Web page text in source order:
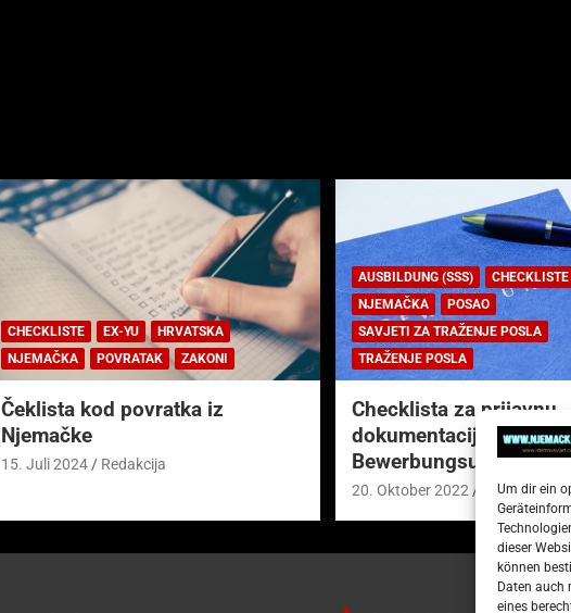
Um dir ein
dieser
können
Daten auch
eines
CHECKLISTE EX-YU
HRVATSKA
NJEMAČKA
POVRATAK ZAKONI
Čeklista kod povratka iz
Njemačke
15. Juli 2024 Redakcija
AUSBILDUNG (SSS)
CHECKLISTE
NJEMAČKA
POSAO
SAVJETI ZA TRAŽENJE POSLA
TRAŽENJE POSLA
Checklista za prijavnu
dokumentaciju (njem.
20. Oktober 2022 Redakcija